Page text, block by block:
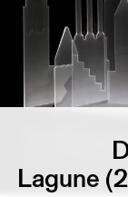
Médiathèque
Éditions
Informations
Lagune